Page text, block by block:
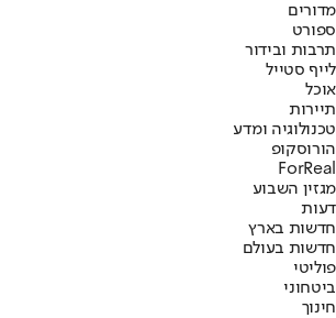
מדורים
ספורט
תרבות ובידור
לייף סטייל
אוכל
תיירות
טכנולוגיה ומדע
הורוסקופ
ForReal
מגזין השבוע
דעות
חדשות בארץ
חדשות בעולם
פוליטי
ביטחוני
חינוך